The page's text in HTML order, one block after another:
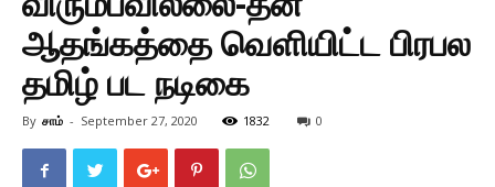
ஆதங்கத்தை வெளியிட்ட பிரபல
தமிழ் பட நடிகை
By சாம் - September 27, 2020 1832 0